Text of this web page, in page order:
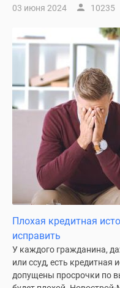
03 июня 2024 10235
Плохая кредитная
исправить
У каждого гражданина,
или ссуд, есть кредитная
допущены просрочки по